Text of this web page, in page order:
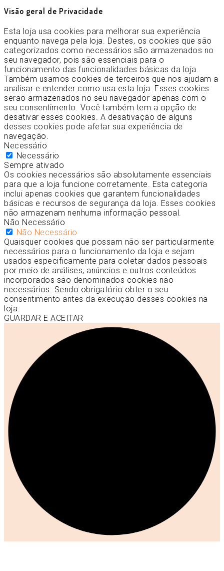
Visão geral de Privacidade
Esta loja usa cookies para melhorar sua experiência
enquanto navega pela loja. Destes, os cookies que são
categorizados como necessários são armazenados no
seu navegador, pois são essenciais para o
funcionamento das funcionalidades básicas da loja.
Também usamos cookies de terceiros que nos ajudam a
analisar e entender como usa esta loja. Esses cookies
serão armazenados no seu navegador apenas com o
seu consentimento. Você também tem a opção de
desativar esses cookies. A desativação de alguns
desses cookies pode afetar sua experiência de
navegação.
Necessário
Necessário
Sempre ativado
Os cookies necessários são absolutamente essenciais
para que a loja funcione corretamente. Esta categoria
inclui apenas cookies que garantem funcionalidades
básicas e recursos de segurança da loja. Esses cookies
não armazenam nenhuma informação pessoal.
Não Necessário
Não Necessário
Quaisquer cookies que possam não ser particularmente
necessários para o funcionamento da loja e sejam
usados especificamente para coletar dados pessoais
por meio de análises, anúncios e outros conteúdos
incorporados são denominados cookies não
necessários. Sendo obrigatório obter o seu
consentimento antes da execução desses cookies na
loja.
GUARDAR E ACEITAR